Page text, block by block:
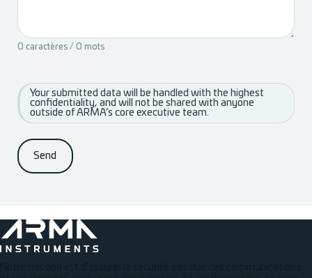
0 caractères / 0 mots
Your submitted data will be handled with the highest
confidentiality, and will not be shared with anyone
outside of ARMA’s core executive team.
Send